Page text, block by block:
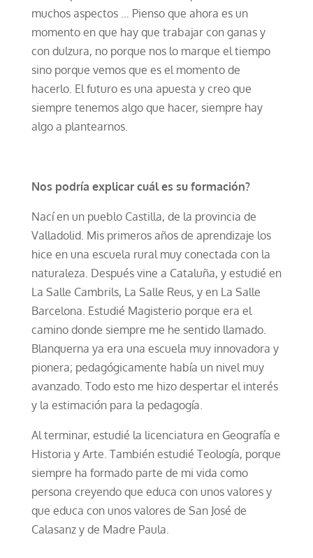
muchos aspectos … Pienso que ahora es un
momento en que hay que trabajar con ganas y
con dulzura, no porque nos lo marque el tiempo
sino porque vemos que es el momento de
hacerlo. El futuro es una apuesta y creo que
siempre tenemos algo que hacer, siempre hay
algo a plantearnos.
Nos podría explicar cuál es su formación?
Nací en un pueblo Castilla, de la provincia de
Valladolid. Mis primeros años de aprendizaje los
hice en una escuela rural muy conectada con la
naturaleza. Después vine a Cataluña, y estudié en
La Salle Cambrils, La Salle Reus, y en La Salle
Barcelona. Estudié Magisterio porque era el
camino donde siempre me he sentido llamado.
Blanquerna ya era una escuela muy innovadora y
pionera; pedagógicamente había un nivel muy
avanzado. Todo esto me hizo despertar el interés
y la estimación para la pedagogía.
Al terminar, estudié la licenciatura en Geografía e
Historia y Arte. También estudié Teología, porque
siempre ha formado parte de mi vida como
persona creyendo que educa con unos valores y
que educa con unos valores de San José de
Calasanz y de Madre Paula.